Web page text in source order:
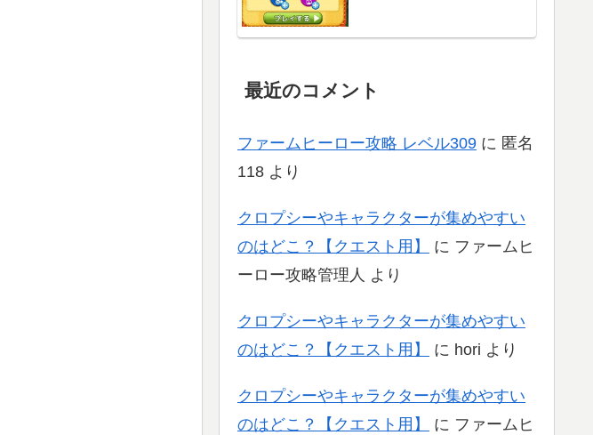
最近のコメント
ファームヒーロー攻略 レベル309 に 匿名
118 より
クロプシーやキャラクターが集めやすい
のはどこ？【クエスト用】
に ファームヒ
ーロー攻略管理人 より
クロプシーやキャラクターが集めやすい
のはどこ？【クエスト用】
に hori より
クロプシーやキャラクターが集めやすい
のはどこ？【クエスト用】
に ファームヒ